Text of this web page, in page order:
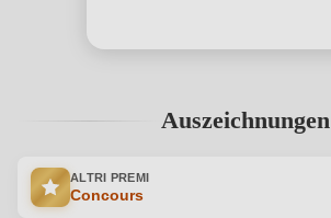
Auszeichnungen
ALTRI PREMI
Concours